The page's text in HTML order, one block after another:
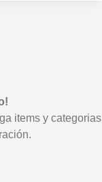
items y categorias